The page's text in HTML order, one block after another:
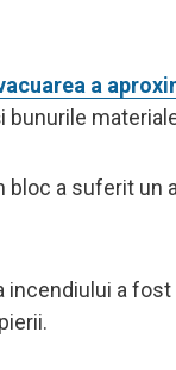
a
bunurile
bloc a suferit
incendiului a